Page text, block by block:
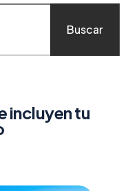
Buscar
incluyen tu